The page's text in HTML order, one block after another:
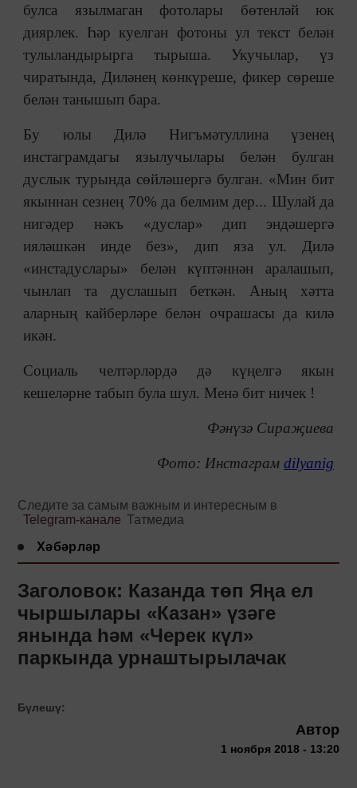
булса язылмаган фотолары бөтенләй юк
диярлек. Һәр куелган фотоны ул текст белән
тулыландырырга тырыша. Укучылар, үз
чиратында, Диләнең көнкүреше, фикер сөреше
белән танышып бара.
Бу юлы Дилә Нигъмәтуллина үзенең
инстаграмдагы язылучылары белән булган
дуслык турында сөйләшергә булган. «Мин бит
якыннан сезнең 70% да белмим дер... Шулай да
нигәдер нәкъ «дуслар» дип эндәшергә
ияләшкән инде без», дип яза ул. Дилә
«инстадуслары» белән күптәннән аралашып,
чынлап та дуслашып беткән. Аның хәтта
аларның кайберләре белән очрашасы да килә
икән.
Социаль челтәрләрдә дә күңелгә якын
кешеләрне табып була шул. Менә бит ничек !
Фәнүзә Сираҗиева
Фото: Инстаграм dilyanig
Следите за самым важным и интересным в
Telegram-канале Татмедиа
Хәбәрләр
Заголовок: Казанда төп Яңа ел
чыршылары «Казан» үзәге
янында һәм «Черек күл»
паркында урнаштырылачак
Бүлешү:
Автор
1 ноября 2018 - 13:20